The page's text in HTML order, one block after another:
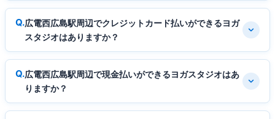
広電西広島駅周辺でクレジットカード払いができるヨガ
スタジオはありますか？
広電西広島駅周辺で現金払いができるヨガスタジオはあ
りますか？